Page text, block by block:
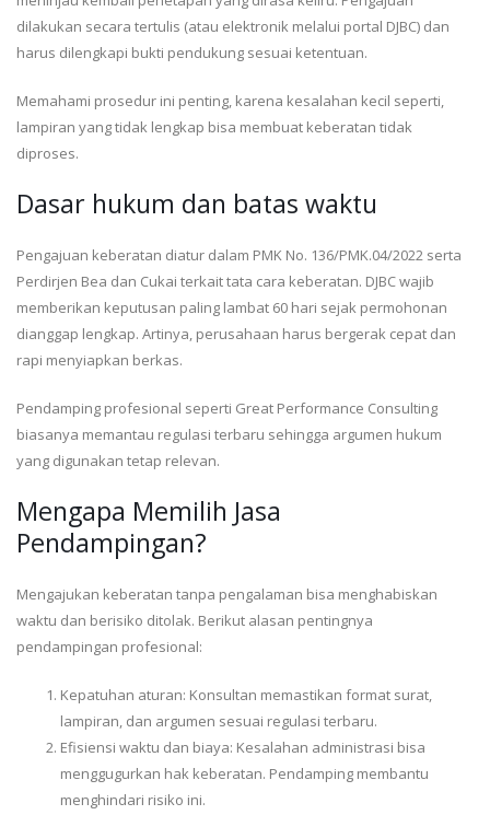
dilakukan secara tertulis (atau elektronik melalui portal DJBC) dan
harus dilengkapi bukti pendukung sesuai ketentuan.
Memahami prosedur ini penting, karena kesalahan kecil seperti,
lampiran yang tidak lengkap bisa membuat keberatan tidak
diproses.
Dasar hukum dan batas waktu
Pengajuan keberatan diatur dalam PMK No. 136/PMK.04/2022 serta
Perdirjen Bea dan Cukai terkait tata cara keberatan. DJBC wajib
memberikan keputusan paling lambat 60 hari sejak permohonan
dianggap lengkap. Artinya, perusahaan harus bergerak cepat dan
rapi menyiapkan berkas.
Pendamping profesional seperti Great Performance Consulting
biasanya memantau regulasi terbaru sehingga argumen hukum
yang digunakan tetap relevan.
Mengapa Memilih Jasa
Pendampingan?
Mengajukan keberatan tanpa pengalaman bisa menghabiskan
waktu dan berisiko ditolak. Berikut alasan pentingnya
pendampingan profesional:
Kepatuhan aturan: Konsultan memastikan format surat,
lampiran, dan argumen sesuai regulasi terbaru.
Efisiensi waktu dan biaya: Kesalahan administrasi bisa
menggugurkan hak keberatan. Pendamping membantu
menghindari risiko ini.